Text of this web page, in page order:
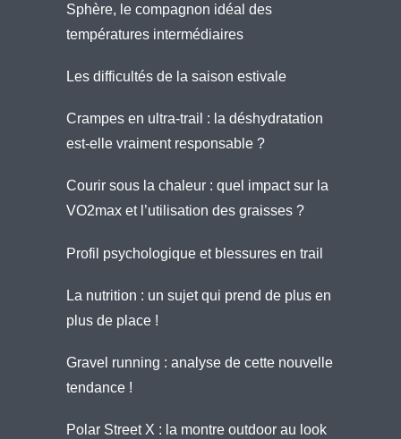
Sphère, le compagnon idéal des
températures intermédiaires
Les difficultés de la saison estivale
Crampes en ultra-trail : la déshydratation
est-elle vraiment responsable ?
Courir sous la chaleur : quel impact sur la
VO2max et l’utilisation des graisses ?
Profil psychologique et blessures en trail
La nutrition : un sujet qui prend de plus en
plus de place !
Gravel running : analyse de cette nouvelle
tendance !
Polar Street X : la montre outdoor au look